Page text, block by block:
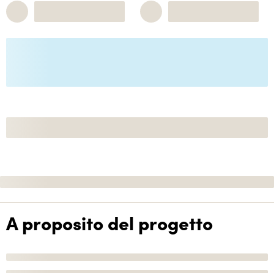
A proposito del progetto